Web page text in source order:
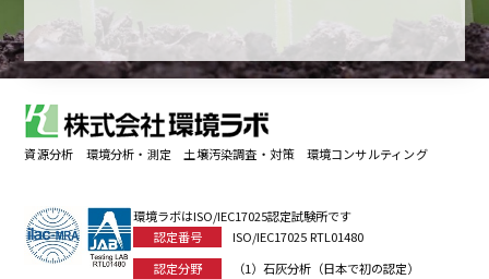
資源分析 環境分析・測定 土壌汚染調査・対策 環境コンサルティング
環境ラボはISO/IEC17025認定試験所です
認定番号
ISO/IEC17025 RTL01480
認定分野
（1）石灰分析（日本で初の認定）